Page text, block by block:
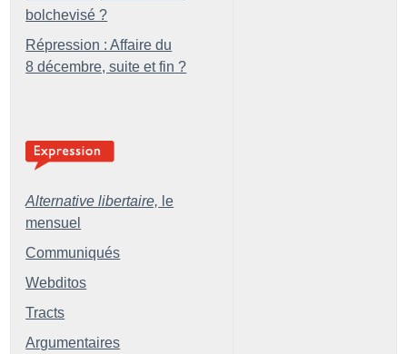
bolchevisé ?
Répression : Affaire du
8 décembre, suite et fin ?
Alternative libertaire, le
mensuel
Communiqués
Webditos
Tracts
Argumentaires